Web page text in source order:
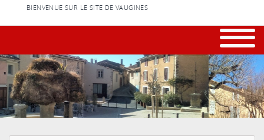
BIENVENUE SUR LE SITE DE VAUGINES